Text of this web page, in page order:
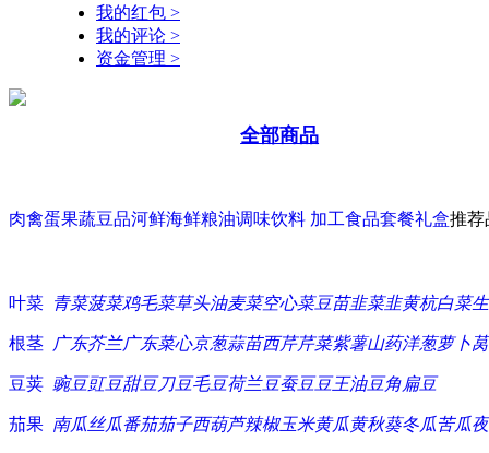
我的红包 >
我的评论 >
资金管理 >
全部商品
肉禽蛋果蔬豆品河鲜海鲜粮油调味饮料 加工食品套餐礼盒推荐
叶菜 青菜菠菜鸡毛菜草头油麦菜空心菜豆苗韭菜韭黄杭白菜
根茎 广东芥兰广东菜心京葱蒜苗西芹芹菜紫薯山药洋葱萝卜
豆荚 豌豆豇豆甜豆刀豆毛豆荷兰豆蚕豆豆王油豆角扁豆
茄果 南瓜丝瓜番茄茄子西葫芦辣椒玉米黄瓜黄秋葵冬瓜苦瓜